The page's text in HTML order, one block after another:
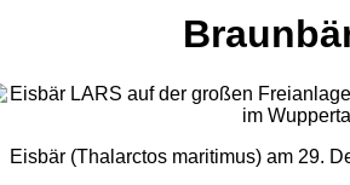
Eisbär (Thalarctos maritimus) am 29.